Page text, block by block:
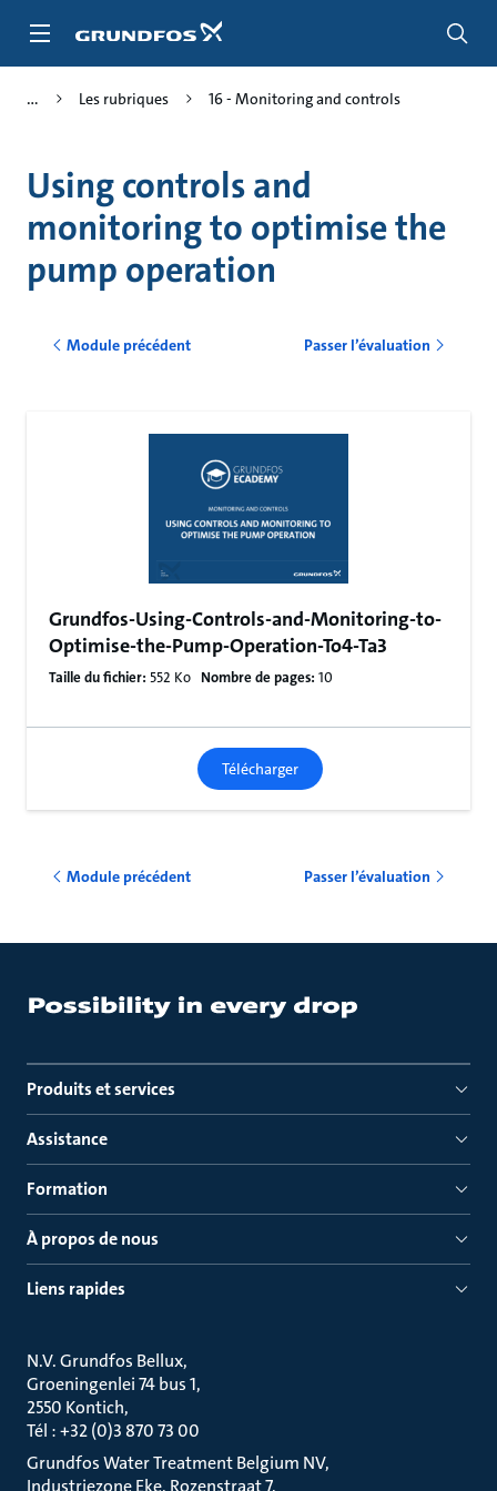
Les rubriques 16 - Monitoring and controls
Using controls and
monitoring to optimise the
pump operation
Module précédent Passer l’évaluation
Grundfos-Using-Controls-and-Monitoring-to-
Optimise-the-Pump-Operation-To4-Ta3
Taille du fichier: 552 Ko Nombre de pages: 10
Télécharger
Module précédent Passer l’évaluation
Produits et services
Assistance
Formation
À propos de nous
Liens rapides
N.V. Grundfos Bellux
Groeningenlei 74 bus 1
2550 Kontich
Tél : +32 (0)3 870 73 00
Grundfos Water Treatment Belgium NV
Industriezone Eke, Rozenstraat 7